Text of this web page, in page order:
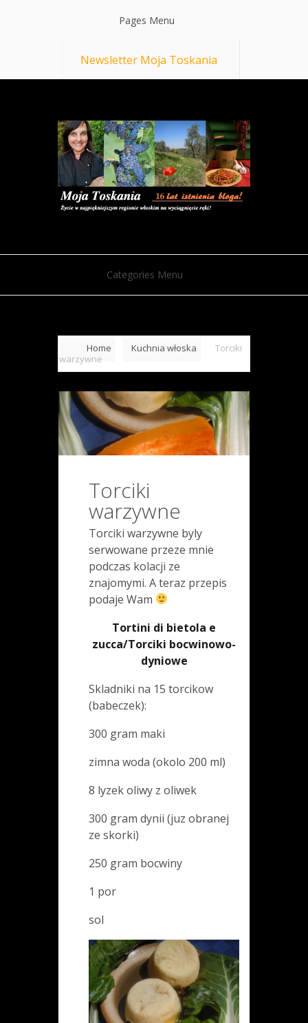
Pages Menu
Newsletter Moja Toskania
Categories Menu
Home Kuchnia włoska
Torciki
warzywne
Torciki
warzywne
Torciki warzywne byly
serwowane przeze mnie
podczas kolacji ze
znajomymi. A teraz przepis
podaje Wam
Tortini di bietola e
zucca/Torciki bocwinowo-
dyniowe
Skladniki na 15 torcikow
(babeczek):
300 gram maki
zimna woda (okolo 200 ml)
8 lyzek oliwy z oliwek
300 gram dynii (juz obranej
ze skorki)
250 gram bocwiny
1 por
sol